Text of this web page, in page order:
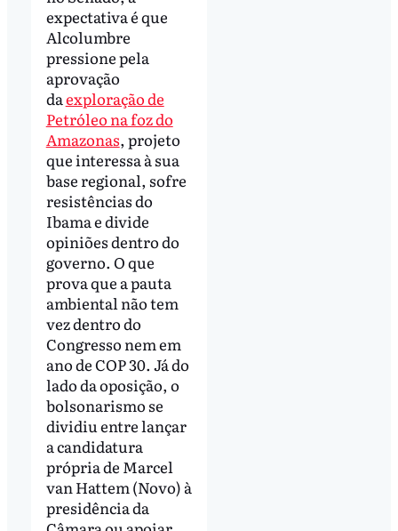
expectativa é que
Alcolumbre
pressione pela
aprovação
daexploração de
Petróleo na foz do
Amazonas, projeto
que interessa à sua
base regional, sofre
resistências do
Ibama e divide
opiniões dentro do
governo. O que
prova que a pauta
ambiental não tem
vez dentro do
Congresso nem em
ano de COP 30. Já do
lado da oposição, o
bolsonarismo se
dividiu entre lançar
a candidatura
própria de Marcel
van Hattem (Novo) à
presidência da